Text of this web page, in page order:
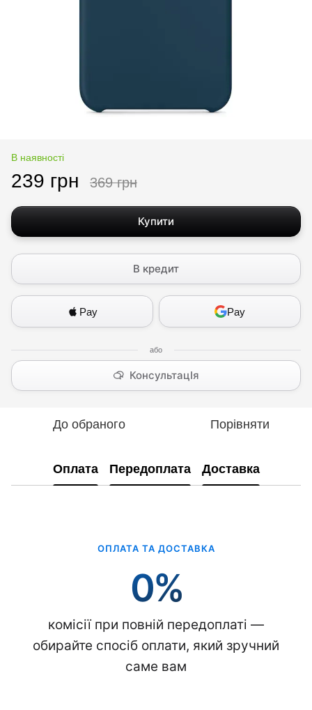
В наявності
239 грн 369 грн
Купити
В кредит
Pay Pay
КонсультацІя
До обраного Порівняти
Оплата Передоплата Доставка
ОПЛАТА ТА ДОСТАВКА
0%
комісії при повній передоплаті —
обирайте спосіб оплати, який зручний
саме вам